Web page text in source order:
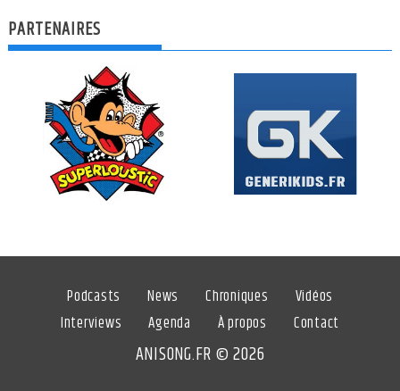
PARTENAIRES
Podcasts News Chroniques
Vidéos
Interviews
Agenda À propos Contact
ANISONG.FR © 2026